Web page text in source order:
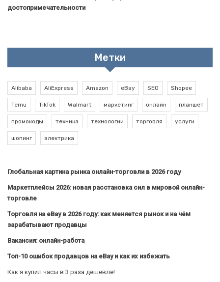
достопримечательности
Метки
Alibaba AliExpress Amazon eBay SEO Shopee
Temu TikTok Walmart маркетинг онлайн планшет
промокоды техника технологии торговля услуги
шопинг электрика
Глобальная картина рынка онлайн-торговли в 2026 году
Маркетплейсы 2026: новая расстановка сил в мировой онлайн-
торговле
Торговля на eBay в 2026 году: как меняется рынок и на чём
зарабатывают продавцы
Вакансия: онлайн-работа
Топ-10 ошибок продавцов на eBay и как их избежать
Как я купил часы в 3 раза дешевле!